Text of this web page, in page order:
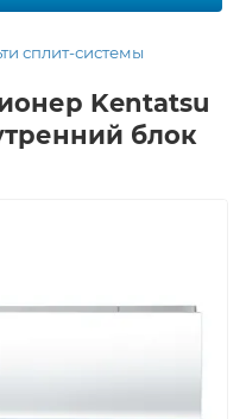
сплит-системы
Kentatsu
блок